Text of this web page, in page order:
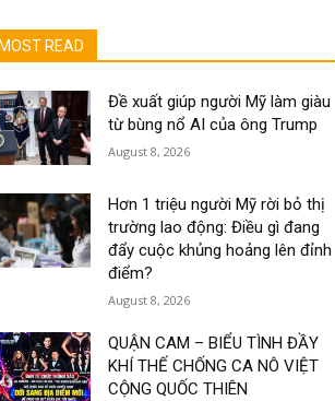
MOST READ
Đề xuất giúp người Mỹ làm giàu
từ bùng nổ AI của ông Trump
August 8, 2026
Hơn 1 triệu người Mỹ rời bỏ thị
trường lao động: Điều gì đang
đẩy cuộc khủng hoảng lên đỉnh
điểm?
August 8, 2026
QUẬN CAM – BIỂU TÌNH ĐẦY
KHÍ THẾ CHỐNG CA NÔ VIỆT
CỘNG QUỐC THIÊN